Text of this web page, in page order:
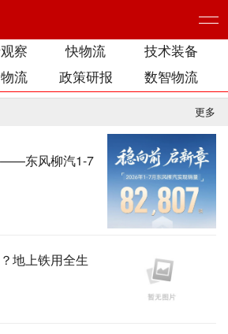
察 快物流
技术装备
流 政策研报 数智物流
更多
——东风柳汽1-7
地上铁用全生